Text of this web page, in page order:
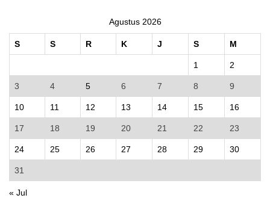
Agustus 2026
S S R K J S M
1 2
3 4 5 6 7 8 9
10 11 12 13 14 15 16
17 18 19 20 21 22 23
24 25 26 27 28 29 30
31
« Jul